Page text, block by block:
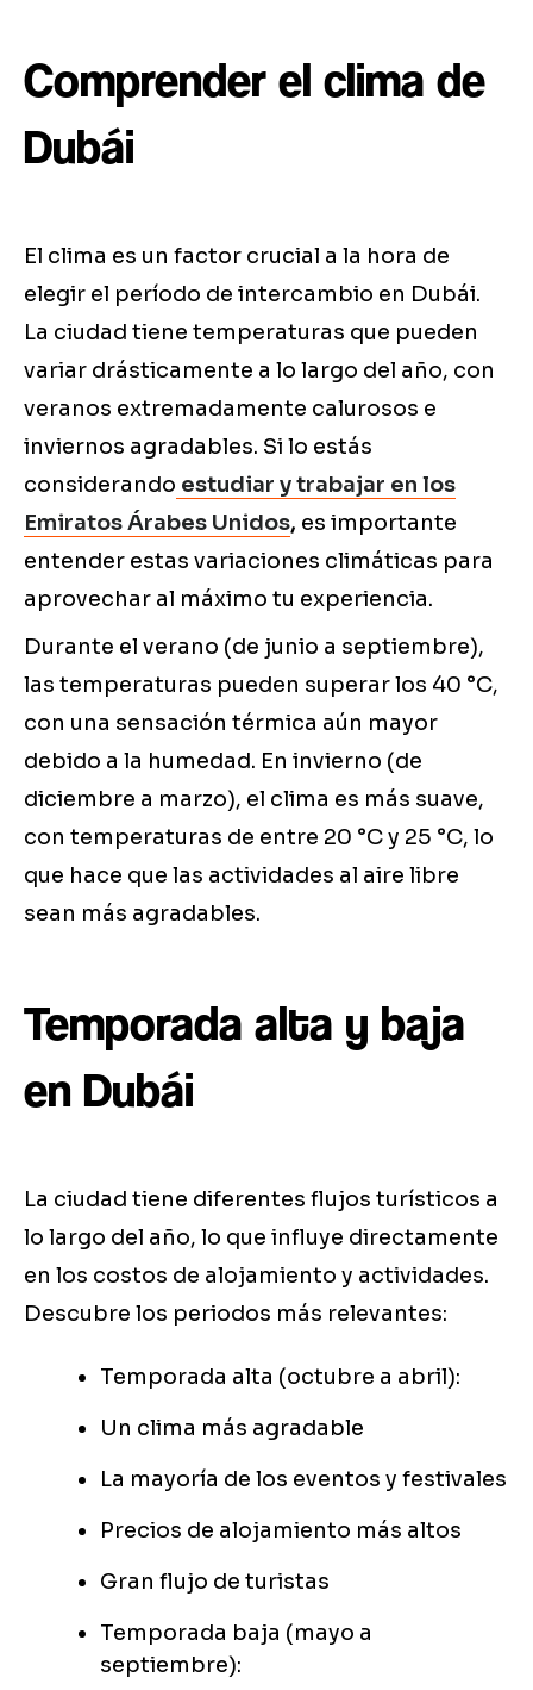
Comprender el clima de
Dubái
El clima es un factor crucial a la hora de
elegir el período de intercambio en Dubái.
La ciudad tiene temperaturas que pueden
variar drásticamente a lo largo del año, con
veranos extremadamente calurosos e
inviernos agradables. Si lo estás
considerando estudiar y trabajar en los
Emiratos Árabes Unidos, es importante
entender estas variaciones climáticas para
aprovechar al máximo tu experiencia.
Durante el verano (de junio a septiembre),
las temperaturas pueden superar los 40 °C,
con una sensación térmica aún mayor
debido a la humedad. En invierno (de
diciembre a marzo), el clima es más suave,
con temperaturas de entre 20 °C y 25 °C, lo
que hace que las actividades al aire libre
sean más agradables.
Temporada alta y baja
en Dubái
La ciudad tiene diferentes flujos turísticos a
lo largo del año, lo que influye directamente
en los costos de alojamiento y actividades.
Descubre los periodos más relevantes:
Temporada alta (octubre a abril):
Un clima más agradable
La mayoría de los eventos y festivales
Precios de alojamiento más altos
Gran flujo de turistas
Temporada baja (mayo a
septiembre):